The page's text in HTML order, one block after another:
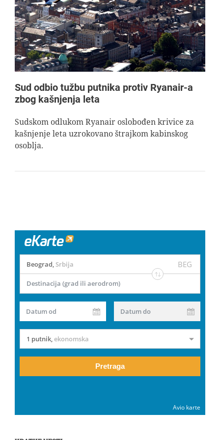
AVIOPEDIA
SPECIJAL
FOTO PRIČA
TEMA
AGENT
Sud odbio tužbu putnika protiv Ryanair-a
zbog kašnjenja leta
Sudskom odlukom Ryanair oslobođen krivice za
kašnjenje leta uzrokovano štrajkom kabinskog
osoblja.
Beograd, Srbija BEG
Destinacija (grad ili aerodrom)
Datum od Datum do
1 putnik,ekonomska
Pretraga
Avio karte